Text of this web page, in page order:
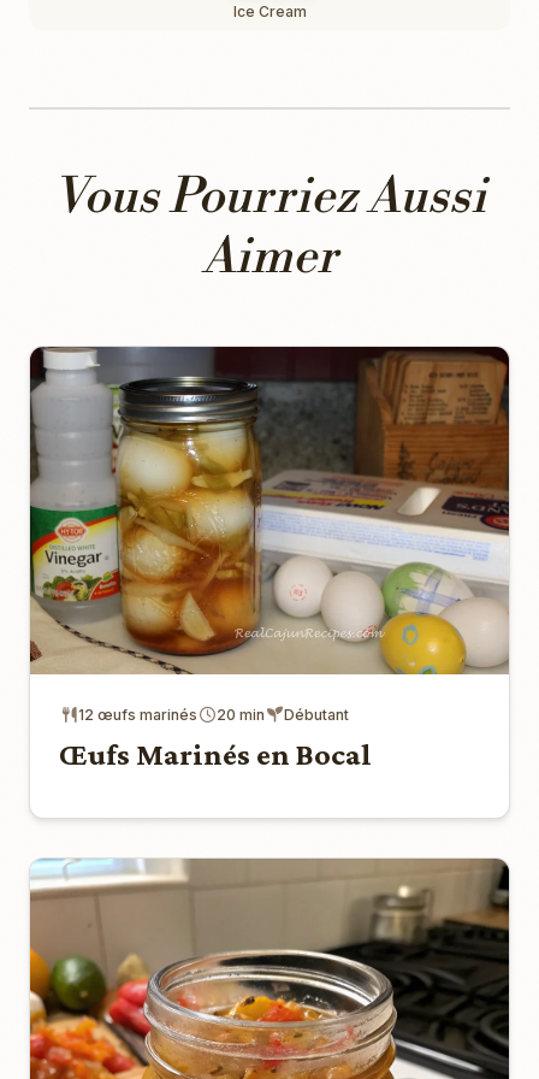
Ice Cream
Vous Pourriez Aussi
Aimer
12 œufs marinés 20 min Débutant
Œufs Marinés en Bocal